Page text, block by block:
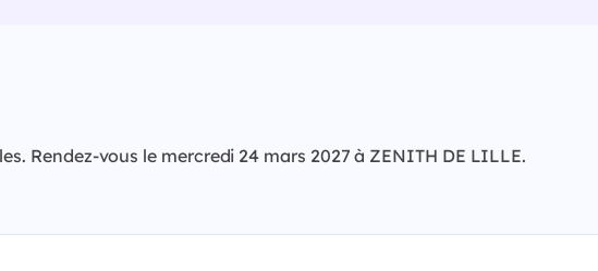
Rendez-vous le mercredi 24 mars 2027 à ZENITH DE LILLE.